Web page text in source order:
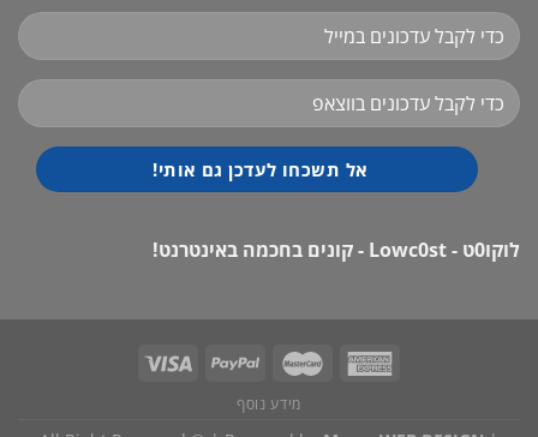
לוקו0ט - Lowc0st - קונים בחכמה באינטרנט!
מידע נוסף